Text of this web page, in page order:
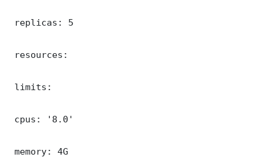
replicas: 5
resources:
limits:
cpus: '8.0'
memory: 4G